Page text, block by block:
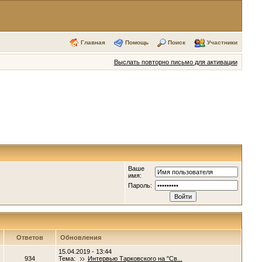
Главная Помощь Поиск Участники
Выслать повторно письмо для активации
Ваше
имя:
Пароль:
Ответов Обновления
934
15.04.2019 - 13:44
Тема:
Интервью Тарковского на "Св...